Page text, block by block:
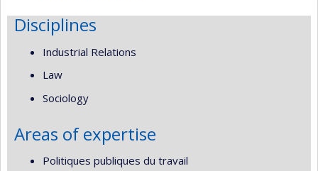
Disciplines
Industrial Relations
Law
Sociology
Areas of expertise
Politiques publiques du travail